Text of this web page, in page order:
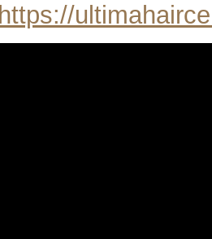
https://